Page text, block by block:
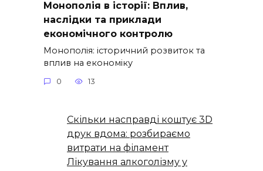
Монополія в історії: Вплив,
наслідки та приклади
економічного контролю
Монополія: історичний розвиток та
вплив на економіку
0 13
Скільки насправді коштує 3D
друк вдома: розбираємо
витрати на філамент
Лікування алкоголізму у